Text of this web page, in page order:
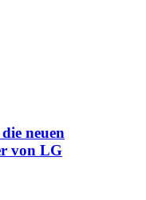
neuen
von LG